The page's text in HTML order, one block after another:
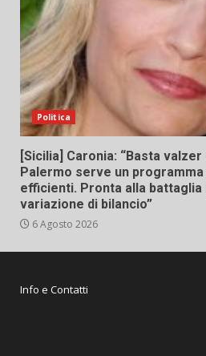
Politica
[Sicilia] Caronia: “Basta
Palermo serve un
efficienti. Pronta alla battaglia
variazione di bilancio”
6 Agosto 2026
Info e Contatti